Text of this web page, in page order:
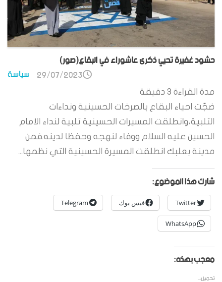
حشود غفيرة تحيي ذكرى عاشوراء في البقاع(صور)
سياسة 29/07/2023
مدة القراءة 3 دقيقة
ضجّت احياء البقاع بالصرخات الحسينية ونداءات
التلبية،وانطلقت المسيرات الحسينية تلبية لنداء الامام
الحسين عليه السلام ووفاء لنهجه وحفظا لدينه.فمن
مدينة بعلبك انطلقت المسيرة الحسينية التي نظمها...
شارك هذا الموضوع:
Twitter فيس بوك Telegram
WhatsApp
معجب بهذه:
تحميل...